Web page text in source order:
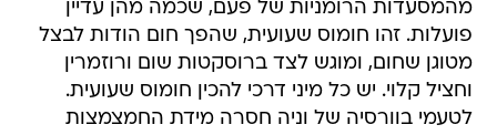
מהמסעדות הרומניות של פעם, שכמה מהן עדיין
פועלות. זהו חומוס שעועית, שהפך חום הודות לבצל
מטוגן שחום, ומוגש לצד ברוסקטות שום ורוזמרין
וחציל קלוי. יש כל מיני דרכי להכין חומוס שעועית.
לטעמי בוורסיה של וניה חסרה מידת החמצמצות